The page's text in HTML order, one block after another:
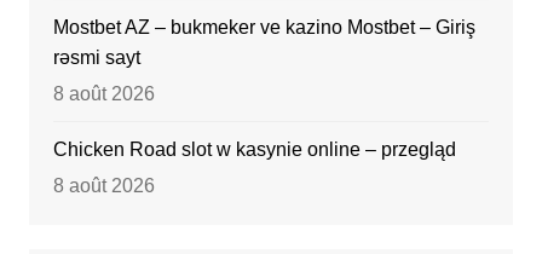
Mostbet AZ – bukmeker ve kazino Mostbet – Giriş
rəsmi sayt
8 août 2026
Chicken Road slot w kasynie online – przegląd
8 août 2026